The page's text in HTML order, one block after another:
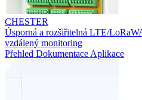
CHESTER
Úsporná a rozšiřitelná LTE/
vzdálený monitoring
Přehled Dokumentace Aplikace